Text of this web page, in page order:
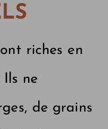
riches en
Ils ne
de grains